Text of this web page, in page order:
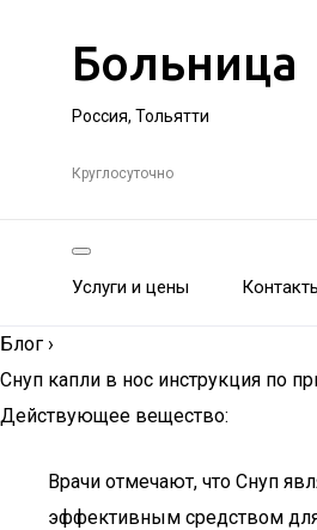
Больница
Россия, Тольятти
Круглосуточно
Услуги и цены
Блог ›
Снуп капли в нос инструкция по
Действующее вещество:
Врачи отмечают, что Снуп
эффективным средством